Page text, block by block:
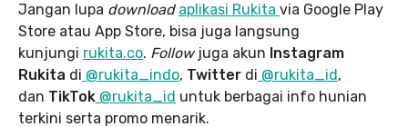
Jangan lupa download aplikasi Rukita via Google Play
Store atau App Store, bisa juga langsung
kunjungi rukita.co. Followjuga akun Instagram
Rukita di @rukita_indo, Twitter di @rukita_id,
dan TikTok @rukita_id untuk berbagai info hunian
terkini serta promo menarik.